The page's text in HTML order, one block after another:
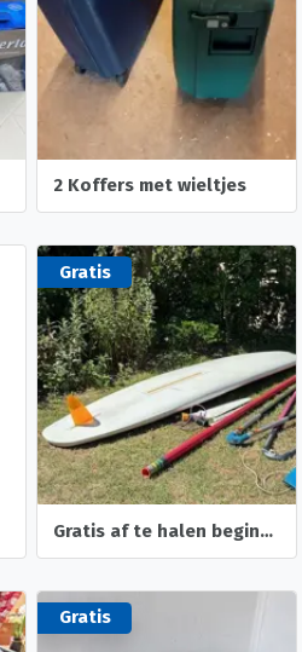
2 Koffers met wieltjes
Gratis
Gratis af te halen beginners surfplank met toebehoren
Gratis